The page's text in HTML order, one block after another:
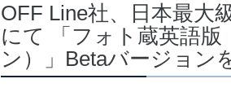
OFF Line社、日本最大
にて 「フォト蔵英語版
ン）」Betaバージョン